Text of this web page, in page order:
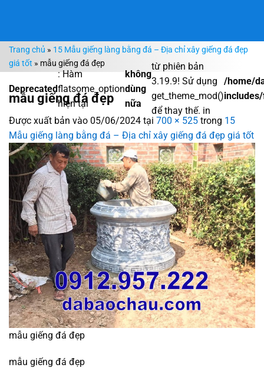
dung
Deprecated
: Hàm
flatsome_option
hiện tại
không
dùng
nữa
từ phiên bản
3.19.9! Sử dụng
get_theme_mod()
để thay thế. in
/home/
Trang chủ » 15 Mẫu giếng làng bằng đá – Địa chỉ xây giếng đá đẹp
giá tốt » mẫu giếng đá đẹp
mẫu giếng đá đẹp
Được xuất bản vào 05/06/2024 tại 700 × 525 trong 15
Mẫu giếng làng bằng đá – Địa chỉ xây giếng đá đẹp giá tốt
mẫu giếng đá đẹp
mẫu giếng đá đẹp